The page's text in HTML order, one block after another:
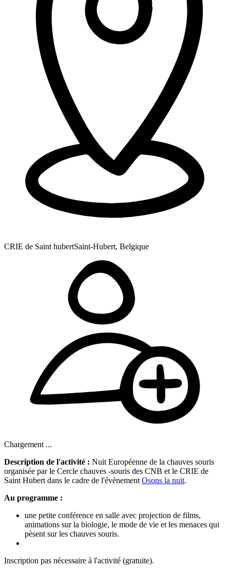
CRIE de Saint hubertSaint-Hubert, Belgique
Chargement ...
Description de l'activité : Nuit Européenne de la chauves souris
organisée par le Cercle chauves -souris des CNB et le CRIE de
Saint Hubert dans le cadre de l'évènement Osons la nuit.
Au programme :
une petite conférence en salle avec projection de films,
animations sur la biologie, le mode de vie et les menaces qui
pèsent sur les chauves souris.
Inscription pas nécessaire à l'activité (gratuite).